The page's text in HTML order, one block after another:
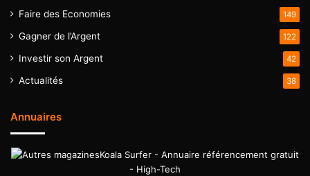
Faire des Economies 149
Gagner de l’Argent 122
Investir son Argent 42
Actualités 38
Annuaires
Koala Surfer - Annuaire référencement gratuit
- High-Tech